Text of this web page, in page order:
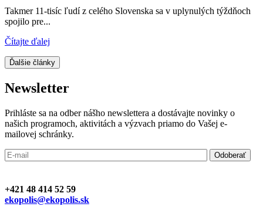
Takmer 11-tisíc ľudí z celého Slovenska sa v uplynulých týždňoch
spojilo pre...
Čítajte ďalej
Ďalšie články
Newsletter
Prihláste sa na odber nášho newslettera a dostávajte novinky o
našich programoch, aktivitách a výzvach priamo do Vašej e-
mailovej schránky.
+421 48 414 52 59
ekopolis@ekopolis.sk